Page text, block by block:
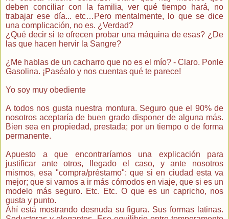
deben conciliar con la familia, ver qué tiempo hará, no
trabajar ese día... etc…Pero mentalmente, lo que se dice
una complicación, no es. ¿Verdad?
¿Qué decir si te ofrecen probar una máquina de esas? ¿De
las que hacen hervir la Sangre?
¿Me hablas de un cacharro que no es el mío? - Claro. Ponle
Gasolina. ¡Paséalo y nos cuentas qué te parece!
Yo soy muy obediente
A todos nos gusta nuestra montura. Seguro que el 90% de
nosotros aceptaría de buen grado disponer de alguna más.
Bien sea en propiedad, prestada; por un tiempo o de forma
permanente.
Apuesto a que encontraríamos una explicación para
justificar ante otros, llegado el caso, y ante nosotros
mismos, esa "compra/préstamo": que si en ciudad esta va
mejor; que si vamos a ir más cómodos en viaje, que si es un
modelo más seguro. Etc. Etc. O que es un capricho, nos
gusta y punto.
Ahí está mostrando desnuda su figura. Sus formas latinas.